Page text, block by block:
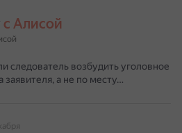
с Алисой
следователь возбудить уголовное
а не по месту…